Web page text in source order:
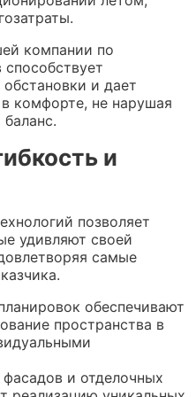
компании по
и дает
комфорте, не нарушая
и
позволяет
удивляют своей
самые
обеспечивают
пространства в
и отделочных